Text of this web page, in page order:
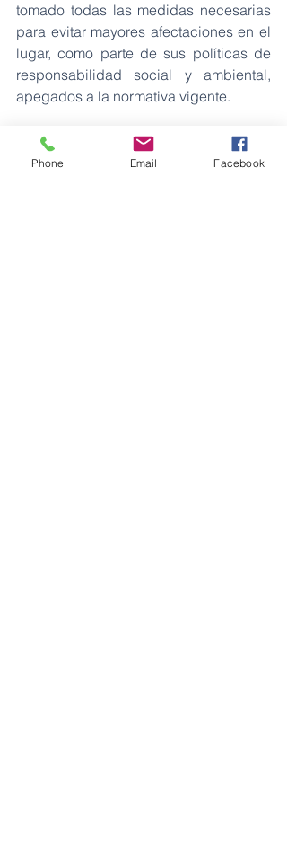
tomado todas las medidas necesarias
para evitar mayores afectaciones en el
lugar, como parte de sus políticas de
responsabilidad social y ambiental,
apegados a la normativa vigente.
Fuente: EP Petroecuador
Petróleos
Phone Email Facebook